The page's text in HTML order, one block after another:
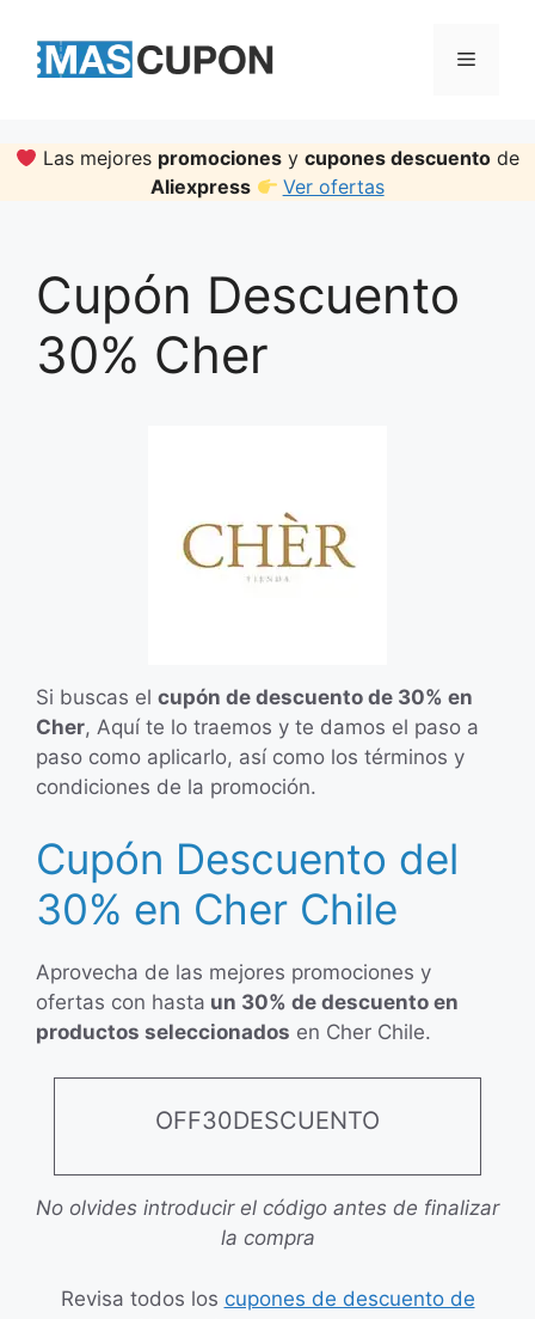
content
Menu
Las mejores promociones ycupones descuento de
Aliexpress
Ver ofertas
Cupón Descuento
30% Cher
Si buscas el cupón de descuento de 30% en
Cher, Aquí te lo traemos y te damos el paso a
paso como aplicarlo, así como los términos y
condiciones de la promoción.
Cupón Descuento del
30% en Cher Chile
Aprovecha de las mejores promociones y
ofertas con hasta un 30% de descuento en
productos seleccionados en Cher Chile.
OFF30DESCUENTO
No olvides introducir el código antes de finalizar
la compra
Revisa todos los cupones de descuento de